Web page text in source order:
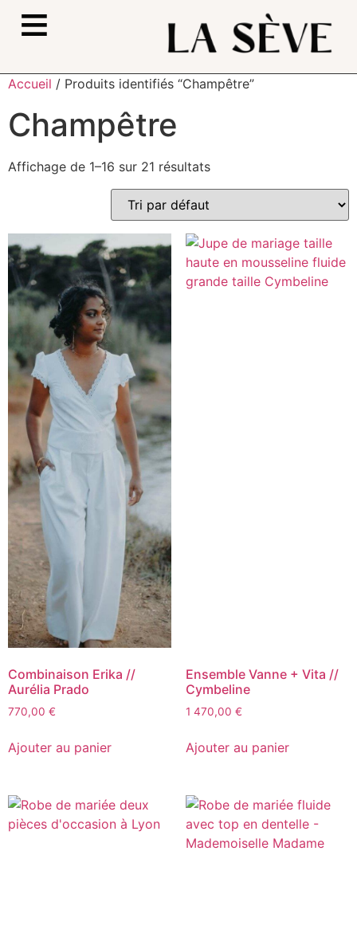
≡
Accueil / Produits identifiés “Champêtre”
Champêtre
Affichage de 1–16 sur 21 résultats
Combinaison Erika //
Aurélia Prado
770,00 €
Ajouter au panier
Ensemble Vanne + Vita //
Cymbeline
1 470,00 €
Ajouter au panier